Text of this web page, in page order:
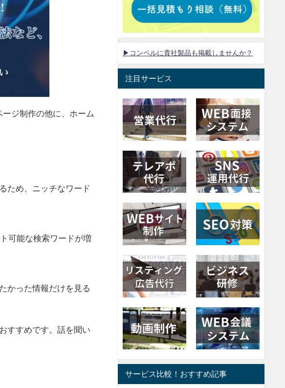
ジ制作の他に、ホーム
ため、ニッチなワード
可能な検索ワードが増
かった情報だけを見る
すすめです。話を聞い
▶コンペルに貴社製品も掲載しませんか？
注目サービス
サービス比較！おすすめ記事